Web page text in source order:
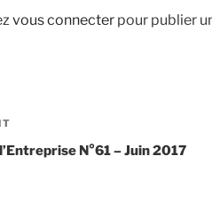
vous connecter pour publier
N°61 – Juin 2017